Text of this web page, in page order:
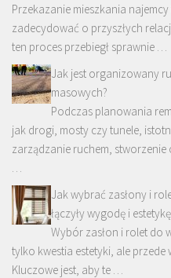
Przekazanie mieszkania
zadecydować o przyszłych
ten proces przebiegł sprawnie …
Jak jest organizowany
masowych?
Podczas planowania
jak drogi, mosty czy tunele,
zarządzanie ruchem,
Jak wybrać zasłony i
łączyły wygodę i estetykę
Wybór zasłon i rolet do
tylko kwestia estetyki, ale przede
Kluczowe jest, aby te …